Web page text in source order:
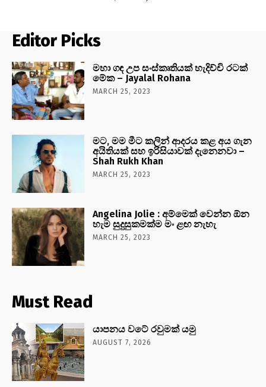
Editor Picks
මහා ගඳ උප සංස්කෘතියක් හැදිච්චි රටක්
මේක – Jayalal Rohana
MARCH 25, 2023
මට, මම මීට කලින් ආදරය කළ අය ගැන
අයිතියක් සහ ඉරිසියාවක් දැනෙනවා –
Shah Rukh Khan
MARCH 25, 2023
Angelina Jolie : අම්මෙක් වෙන්න ඕන
හැම සුදුසුකමක්ම මං ළඟ නැහැ
MARCH 25, 2023
Must Read
යාපනය වටේ රවුමක් යමු
AUGUST 7, 2026